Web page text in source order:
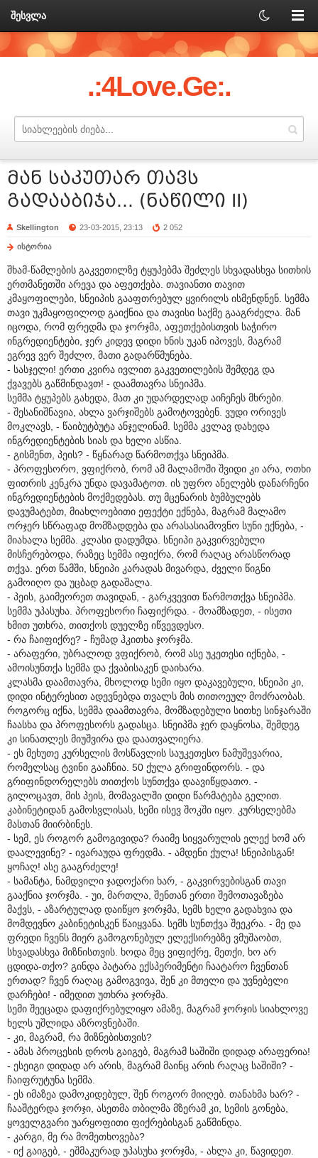
შესვლა
.:4Love.Ge:.
მან საკუთარ თავს
გადააბიჯა... (ნაწილი II)
Skellington 23-03-2015, 23:13 2 052
ისტორია
შხამ-წამლების გაკვეთილზე ტყუპებმა შეძლეს სხვადასხვა სითხის
ერთმანეთში არევა და აფეთქება. თავიანთი თავით
კმაყოფილები, სნეიპის გააფთრებულ ყვირილს ისმენდნენ. სემმა
თავი უკმაყოფილოდ გაიქნია და თავისი საქმე გააგრძელა. მან
იცოდა, რომ ფრედმა და ჯორჯმა, აფეთქებისთვის საჭირო
ინგრედიენტები, ჯერ კიდევ დიდი ხნის უკან იპოვეს, მაგრამ
ეგრევ ვერ შეძლო, მათი გადარწმუნება.
- სასჯელი! ერთი კვირა ივლით გაკვეთილების შემდეგ და
ქვავებს გაწმინდავთ! - დაამთავრა სნეიპმა.
სემმა ტყუპებს გახედა, მათ კი უდარდელად აიჩეჩეს მხრები.
- შესანიშნავია, ახლა ვარჯიშებს გამოტოვებენ. ვუდი ორივეს
მოკლავს, - წაიბუტბუტა ანჯელინამ. სემმა კვლავ დახედა
ინგრედიენტების სიას და ხელი ასწია.
- გისმენთ, პეის? - წყნარად წარმოთქვა სნეიპმა.
- პროფესორო, ვფიქრობ, რომ ამ მალამოში შვიდი კი არა, ოთხი
ფითრის კენკრა უნდა დავამატოთ. ის უფრო ანელებს დანარჩენი
ინგრედიენტების მოქმედებას. თუ მცენარის ბუმბულებს
დავუმატებთ, მიახლოებითი ეფექტი ექნება, მაგრამ მალამო
ორჯერ სწრაფად მომზადდება და არასასიამოვნო სუნი ექნება, -
მიახალა სემმა. კლასი დადუმდა. სნეიპი გაკვირვებული
მისჩერებოდა, რაზეც სემმა იფიქრა, რომ რაღაც არასწორად
თქვა. ერთ წამში, სნეიპი კარადას მივარდა, ძველი წიგნი
გამოიღო და უცბად გადაშალა.
- პეის, გაიმეორეთ თავიდან, - გარკვევით წარმოთქვა სნეიპმა.
სემმა უპასუხა. პროფესორი ჩაფიქრდა. - მოამზადეთ, - ისეთი
ხმით უთხრა, თითქოს დუელზე იწვევდესო.
- რა ჩაიფიქრე? - ჩუმად ჰკითხა ჯორჯმა.
- არაფერი, უბრალოდ ვფიქრობ, რომ ასე უკეთესი იქნება, -
ამოისუნთქა სემმა და ქვაბისაკენ დაიხარა.
კლასმა დაამთავრა, მხოლოდ სემი იყო დაკავებული, სნეიპი კი,
დიდი ინტერესით ადევნებდა თვალს მის თითოეულ მოძრაობას.
როგორც იქნა, სემმა დაამთავრა, მომზადებული სითხე სინჯარაში
ჩაასხა და პროფესორს გადასცა. სნეიპმა ჯერ დაყნოსა, შემდეგ
კი სინათლეს მიუშვირა და დაათვალიერა.
- ეს მეხუთე კურსელის მოსწავლის საუკეთესო ნამუშევარია,
რომელსაც ტვინი გააჩნია. 50 ქულა გრიფინდორს. - და
გრიფინდორელებს თითქოს სუნთქვა დაავიწყდათო. -
გილოცავთ, მის პეის, მომავალში დიდი წარმატება გელით.
კაბინეტიდან გამოსვლისას, სემი ისევ შოკში იყო. კურსელებმა
მასთან მიირბინეს.
- სემ, ეს როგორ გამოგივიდა? რაიმე სიყვარულის ელექ ხომ არ
დაალევინე? - ივარაუდა ფრედმა. - ამდენი ქულა! სნეიპისგან!
ყოჩაღ! ასე გააგრძელე!
- სამანტა, ნამდვილი ჯადოქარი ხარ, - გაკვირვებისგან თავი
გააქნია ჯორჯმა. - უი, მართლა, შენთან ერთი შემოთავაზება
მაქვს, - აზარტულად დაიწყო ჯორჯმა, სემს ხელი გადახვია და
მომდევნო კაბინეტისკენ წაიყვანა. სემს სუნთქვა შეეკრა. - მე და
ფრედი ჩვენს მიერ გამოგონებულ ელექსირებზე ვმუშაობთ,
სხვადასხვა მიზნისთვის. ხოდა მეც ვიფიქრე, მეთქი, ხო არ
ცდიდა-თქო? გინდა პატარა ექსპერიმენტი ჩაატარო ჩვენთან
ერთად? ჩვენ რაღაც გამოგვივა, შენ კი მთელი და უვნებელი
დარჩები! - იმედით უთხრა ჯორჯმა.
სემი შეეცადა დაფიქრებულიყო ამაზე, მაგრამ ჯორჯის სიახლოვე
ხელს უშლიდა აზროვნებაში.
- კი, მაგრამ, რა მიზნებისთვის?
- ამას პროცესის დროს გაიგებ, მაგრამ საშიში დიდად არაფერია!
- ესეიგი დიდად არ არის, მაგრამ მაინც არის რაღაც საშიში? -
ჩაიფრუტუნა სემმა.
- ეს იმაზეა დამოკიდებულ, შენ როგორ მიიღებ. თანახმა ხარ? -
ჩააშტერდა ჯორჯი, ასეთმა თბილმა მზერამ კი, სემის გონება,
ყოველგვარი უარყოფითი ფიქრებისგან გაწმინდა.
- კარგი, მე რა მომეთხოვება?
- იქ გაიგებ, - ეშმაკურად უპასუხა ჯორჯმა, - ახლა კი, წავიდეთ.